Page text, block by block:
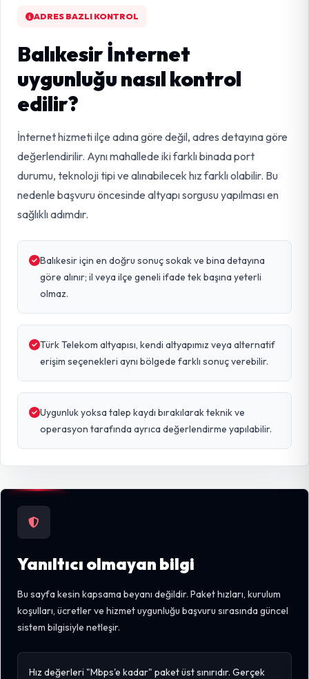
ADRES BAZLI KONTROL
Balıkesir İnternet
uygunluğu nasıl kontrol
edilir?
İnternet hizmeti ilçe adına göre değil, adres detayına göre
değerlendirilir. Aynı mahallede iki farklı binada port
durumu, teknoloji tipi ve alınabilecek hız farklı olabilir. Bu
nedenle başvuru öncesinde altyapı sorgusu yapılması en
sağlıklı adımdır.
Balıkesir için en doğru sonuç sokak ve bina detayına
göre alınır; il veya ilçe geneli ifade tek başına yeterli
olmaz.
Türk Telekom altyapısı, kendi altyapımız veya alternatif
erişim seçenekleri aynı bölgede farklı sonuç verebilir.
Uygunluk yoksa talep kaydı bırakılarak teknik ve
operasyon tarafında ayrıca değerlendirme yapılabilir.
Yanıltıcı olmayan bilgi
Bu sayfa kesin kapsama beyanı değildir. Paket hızları, kurulum
koşulları, ücretler ve hizmet uygunluğu başvuru sırasında güncel
sistem bilgisiyle netleşir.
Hız değerleri "Mbps'e kadar" paket üst sınırıdır. Gerçek